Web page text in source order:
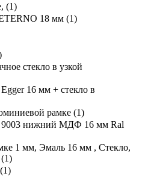
(1)
18 мм (1)
стекло в узкой
16 мм + стекло в
рамке (1)
нижний МДФ 16 мм Ral
1 мм, Эмаль 16 мм , Стекло,
1)
1)